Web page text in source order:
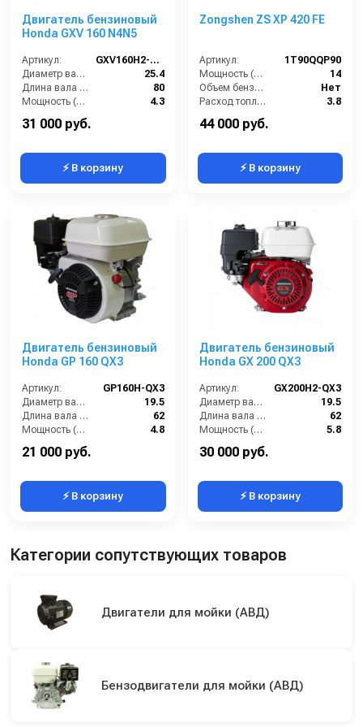
Двигатель бензиновый
Honda GXV 160 N4N5
Артикул:
GXV160H2-N4N5
Диаметр вала (мм):
25.4
Длина вала (мм):
80
Мощность (л/с):
4.3
Объем двигателя (см3):
31 000 руб.
⚡ В корзину
Zongshen ZS XP 420 FE
Артикул:
1T90QQP90
Мощность (л/с):
14
Объем бензобака (л):
Нет
Расход топлива (л/ч):
3.8
Мощность (кВт):
44 000 руб.
⚡ В корзину
Двигатель бензиновый
Honda GP 160 QX3
Артикул:
GP160H-QX3
Диаметр вала (мм):
19.5
Длина вала (мм):
62
Мощность (л/с):
4.8
Объем двигателя (см3):
21 000 руб.
⚡ В корзину
Двигатель бензиновый
Honda GX 200 QX3
Артикул:
GX200H2-QX3
Диаметр вала (мм):
19.5
Длина вала (мм):
62
Мощность (л/с):
5.8
Объем двигателя (см3):
30 000 руб.
⚡ В корзину
Категории сопутствующих товаров
Двигатели для мойки (АВД)
Бензодвигатели для мойки (АВД)